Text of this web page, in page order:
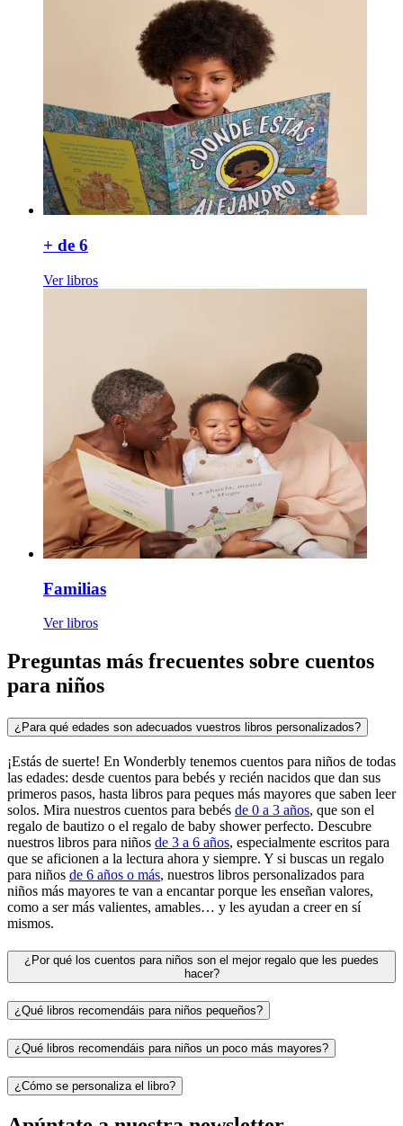
+ de 6
Ver libros
Familias
Ver libros
Preguntas más frecuentes sobre cuentos
para niños
¿Para qué edades son adecuados vuestros libros personalizados?
¡Estás de suerte! En Wonderbly tenemos cuentos para niños de todas
las edades: desde cuentos para bebés y recién nacidos que dan sus
primeros pasos, hasta libros para peques más mayores que saben leer
solos. Mira nuestros cuentos para bebés de 0 a 3 años, que son el
regalo de bautizo o el regalo de baby shower perfecto. Descubre
nuestros libros para niños de 3 a 6 años, especialmente escritos para
que se aficionen a la lectura ahora y siempre. Y si buscas un regalo
para niños de 6 años o más, nuestros libros personalizados para
niños más mayores te van a encantar porque les enseñan valores,
como a ser más valientes, amables… y les ayudan a creer en sí
mismos.
¿Por qué los cuentos para niños son el mejor regalo que les puedes
hacer?
¿Qué libros recomendáis para niños pequeños?
¿Qué libros recomendáis para niños un poco más mayores?
¿Cómo se personaliza el libro?